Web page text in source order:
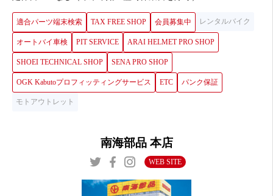
適合パーツ端末検索 TAX FREE SHOP 会員募集中 レンタルバイク
オートバイ車検 PIT SERVICE ARAI HELMET PRO SHOP
SHOEI TECHNICAL SHOP SENA PRO SHOP
OGK Kabutoプロフィッティングサービス ETC パンク保証
モトアウトレット
南海部品 本店
WEB SITE